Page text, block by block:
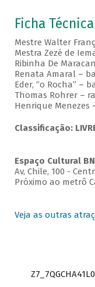
Ficha Técnica
Mestre Walter
Mestra Zezé de
Ribinha De
Renata Amaral –
Eder, “o Rocha” –
Thomas Rohrer –
Henrique Menezes
Classificação:
Espaço Cultural
Av, Chile, 100 -
Próximo ao metrô
Veja as outras